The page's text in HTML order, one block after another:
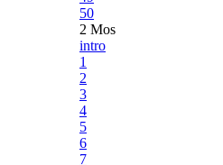
50
2 Mos
intro
1
2
3
4
5
6
7